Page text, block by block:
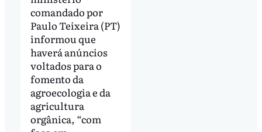
comandado por
Paulo Teixeira (PT)
informou que
haverá anúncios
voltados para o
fomento da
agroecologia e da
agricultura
orgânica, “com